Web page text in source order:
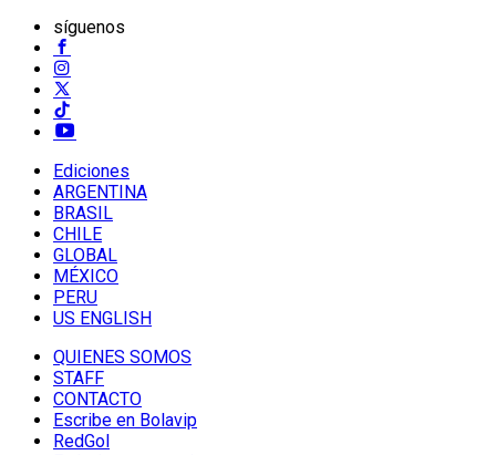
síguenos
Ediciones
ARGENTINA
BRASIL
CHILE
GLOBAL
MÉXICO
PERU
US ENGLISH
QUIENES SOMOS
STAFF
CONTACTO
Escribe en Bolavip
RedGol